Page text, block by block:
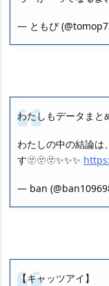
— ともぴ
わたしもデータまと
わたしの中の結論は
す🫥🫥🫥✨✨✨
— ban
【キャッツアイ】